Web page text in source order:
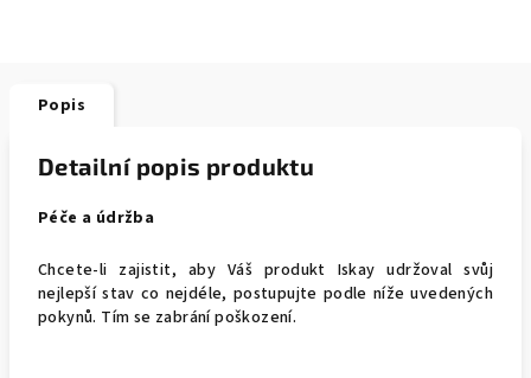
Popis
Detailní popis produktu
Péče a údržba
Chcete-li zajistit, aby Váš produkt Iskay udržoval svůj
nejlepší stav co nejdéle, postupujte podle níže uvedených
pokynů. Tím se zabrání poškození.